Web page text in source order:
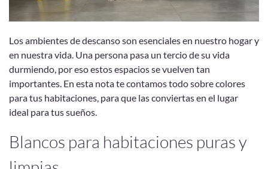
Los ambientes de descanso son esenciales en nuestro hogar y
en nuestra vida. Una persona pasa un tercio de su vida
durmiendo, por eso estos espacios se vuelven tan
importantes. En esta nota te contamos todo sobre colores
para tus habitaciones, para que las conviertas en el lugar
ideal para tus sueños.
Blancos para habitaciones puras y